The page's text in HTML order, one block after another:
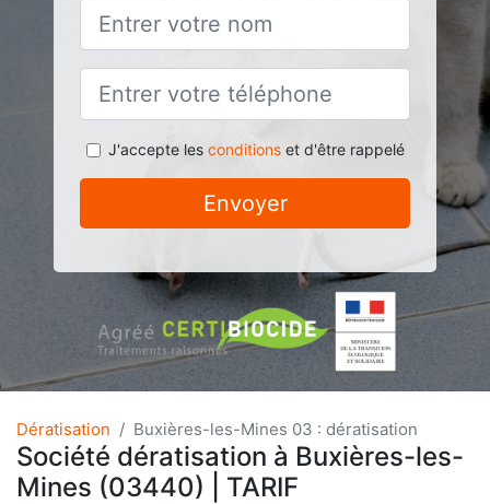
J'accepte les conditionset d'être rappelé
Envoyer
Dératisation Buxières-les-Mines 03 : dératisation
Société dératisation à Buxières-les-
Mines (03440) | TARIF